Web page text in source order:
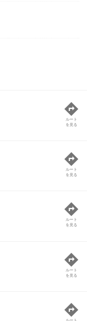
ルート
を見る
ルート
を見る
ルート
を見る
ルート
を見る